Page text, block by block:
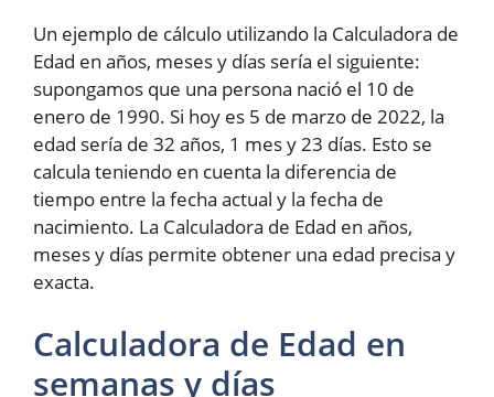
Un ejemplo de cálculo utilizando la Calculadora de
Edad en años, meses y días sería el siguiente:
supongamos que una persona nació el 10 de
enero de 1990. Si hoy es 5 de marzo de 2022, la
edad sería de 32 años, 1 mes y 23 días. Esto se
calcula teniendo en cuenta la diferencia de
tiempo entre la fecha actual y la fecha de
nacimiento. La Calculadora de Edad en años,
meses y días permite obtener una edad precisa y
exacta.
Calculadora de Edad en
semanas y días